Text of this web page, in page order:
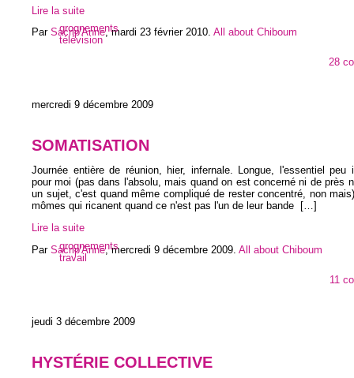
Lire la suite
Par Sacrip'Anne,mardi 23 février 2010. All about Chiboum
grognements
télévision
28
mercredi 9 décembre 2009
SOMATISATION
Journée entière de réunion, hier, infernale. Longue, l'essentiel peu
pour moi (pas dans l'absolu, mais quand on est concerné ni de près
un sujet, c'est quand même compliqué de rester concentré, non
mômes qui ricanent quand ce n'est pas l'un de leur bande
[…]
Lire la suite
Par Sacrip'Anne,mercredi 9 décembre 2009 All about Chiboum
grognements
travail
11
jeudi 3 décembre 2009
HYSTÉRIE COLLECTIVE